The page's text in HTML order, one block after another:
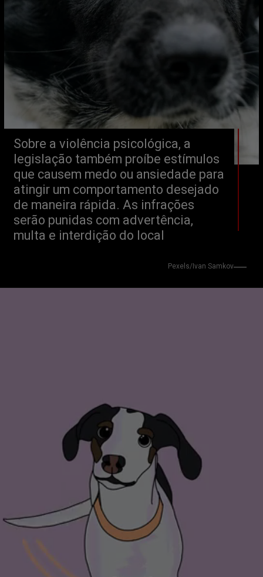
Sobre a violência psicológica, a
legislação também proíbe estímulos
que causem medo ou ansiedade para
atingir um comportamento desejado
de maneira rápida. As infrações
serão punidas com advertência,
multa e interdição do local
Pexels/Ivan Samkov